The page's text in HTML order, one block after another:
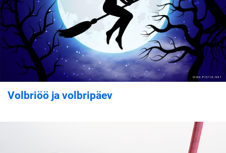
Volbriöö ja volbripäev